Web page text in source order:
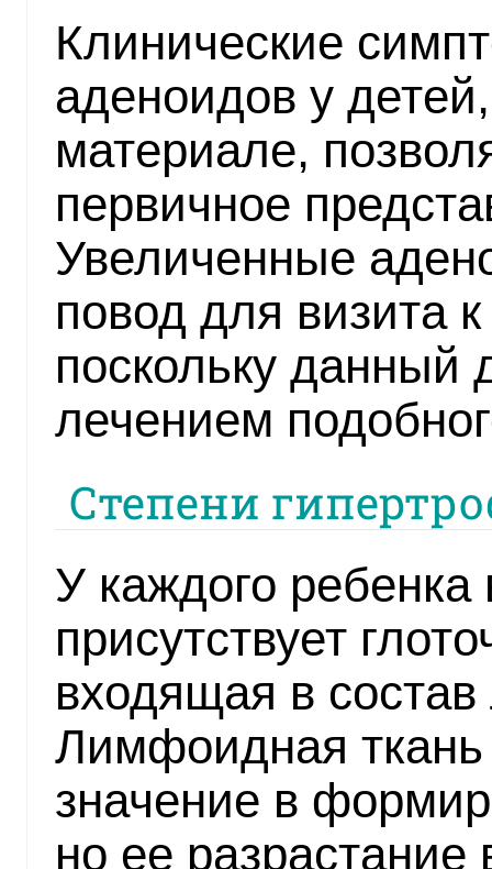
Клинические
аденоидов у
материале,
первичное
Увеличенные
повод для визита к
поскольку данный
лечением
Степени
У каждого ребенка
присутствует
входящая в
Лимфоидная
значение в
но ее разрастание